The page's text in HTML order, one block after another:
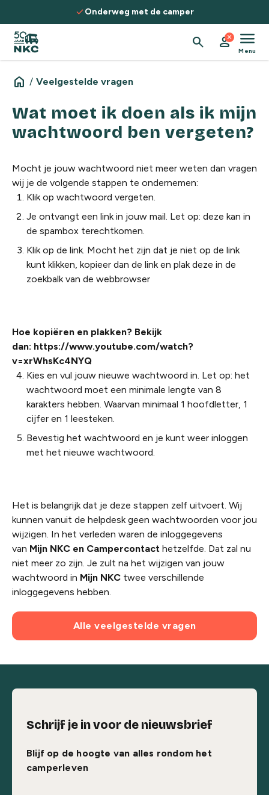
Spring naar de inhoud
checkOnderweg met de camper
search person
close menu
Menu
home / Veelgestelde vragen
Wat moet ik doen als ik mijn
wachtwoord ben vergeten?
Mocht je jouw wachtwoord niet meer weten dan vragen
wij je de volgende stappen te ondernemen:
Klik op wachtwoord vergeten.
Je ontvangt een link in jouw mail. Let op: deze kan in
de spambox terechtkomen.
Klik op de link. Mocht het zijn dat je niet op de link
kunt klikken, kopieer dan de link en plak deze in de
zoekbalk van de webbrowser
Hoe kopiëren en plakken? Bekijk
dan: https://www.youtube.com/watch?
v=xrWhsKc4NYQ
Kies en vul jouw nieuwe wachtwoord in. Let op: het
wachtwoord moet een minimale lengte van 8
karakters hebben. Waarvan minimaal 1 hoofdletter, 1
cijfer en 1 leesteken.
Bevestig het wachtwoord en je kunt weer inloggen
met het nieuwe wachtwoord.
Het is belangrijk dat je deze stappen zelf uitvoert. Wij
kunnen vanuit de helpdesk geen wachtwoorden voor jou
wijzigen. In het verleden waren de inloggegevens
van Mijn NKC en Campercontact hetzelfde. Dat zal nu
niet meer zo zijn. Je zult na het wijzigen van jouw
wachtwoord in Mijn NKC twee verschillende
inloggegevens hebben.
Alle veelgestelde vragen
Schrijf je in voor de nieuwsbrief
Blijf op de hoogte van alles rondom het
camperleven